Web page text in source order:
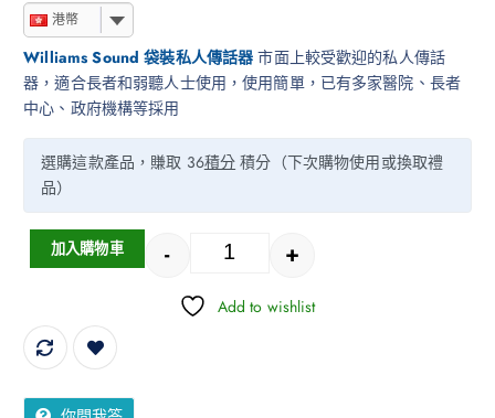
港幣
Williams Sound 袋裝私人傳話器市面上較受歡迎的私人傳話
器，適合長者和弱聽人士使用，使用簡單，已有多家醫院、長者
中心、政府機構等採用
選購這款產品，賺取 36積分 積分（下次購物使用或換取禮
品）
- +
加入購物車
Add to wishlist